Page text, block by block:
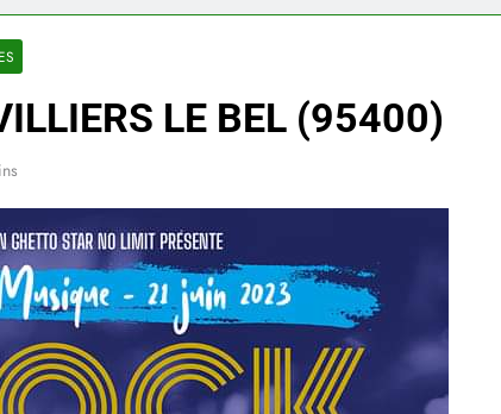
LE BEL (95400)